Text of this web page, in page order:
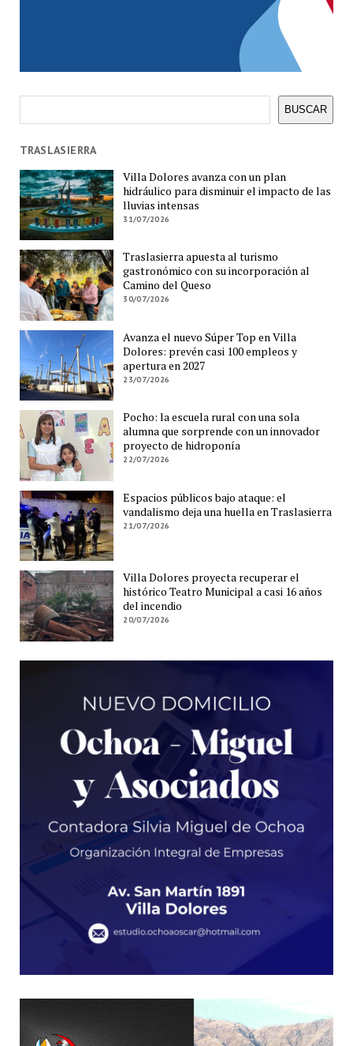
BUSCAR
TRASLASIERRA
Villa Dolores avanza con un plan
hidráulico para disminuir el impacto de las
lluvias intensas
31/07/2026
Traslasierra apuesta al turismo
gastronómico con su incorporación al
Camino del Queso
30/07/2026
Avanza el nuevo Súper Top en Villa
Dolores: prevén casi 100 empleos y
apertura en 2027
23/07/2026
Pocho: la escuela rural con una sola
alumna que sorprende con un innovador
proyecto de hidroponía
22/07/2026
Espacios públicos bajo ataque: el
vandalismo deja una huella en Traslasierra
21/07/2026
Villa Dolores proyecta recuperar el
histórico Teatro Municipal a casi 16 años
del incendio
20/07/2026